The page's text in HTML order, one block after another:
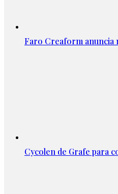
Faro Creaform anuncia
Cycolen de Grafe para